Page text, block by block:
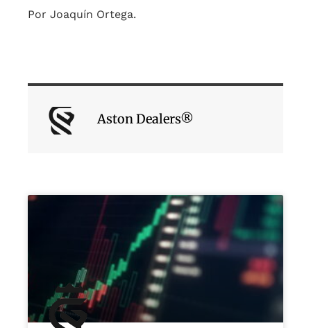
Por Joaquín Ortega.
Aston Dealers®